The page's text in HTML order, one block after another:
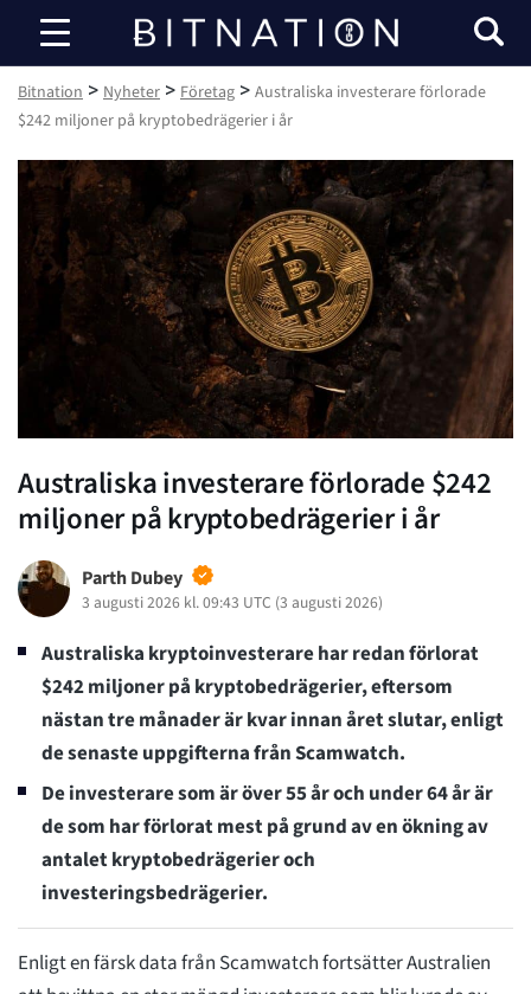
Bitnation
Bitnation > Nyheter > Företag > Australiska investerare förlorade
$242 miljoner på kryptobedrägerier i år
Australiska investerare förlorade $242
miljoner på kryptobedrägerier i år
Parth Dubey
3 augusti 2026 kl. 09:43 UTC (3 augusti 2026)
Australiska kryptoinvesterare har redan förlorat
$242 miljoner på kryptobedrägerier, eftersom
nästan tre månader är kvar innan året slutar, enligt
de senaste uppgifterna från Scamwatch.
De investerare som är över 55 år och under 64 år är
de som har förlorat mest på grund av en ökning av
antalet kryptobedrägerier och
investeringsbedrägerier.
Enligt en färsk data från Scamwatch fortsätter Australien